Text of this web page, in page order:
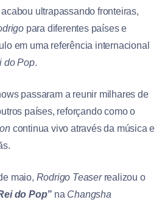
ultrapassando fronteiras,
para diferentes países e
em uma referência internacional
do Pop.
passaram a reunir milhares de
países, reforçando como o
continua vivo através da música e
maio, Rodrigo Teaserrealizou o
do Pop” na Changsha